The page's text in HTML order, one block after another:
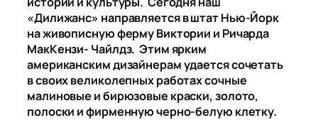
«Дилижанс» направляется в штат Нью-Йорк
на живописную ферму Виктории и Ричарда
МакКензи- Чайлдз. Этим ярким
американским дизайнерам удается сочетать
в своих великолепных работах сочные
малиновые и бирюзовые краски, золото,
полоски и фирменную черно-белую клетку.